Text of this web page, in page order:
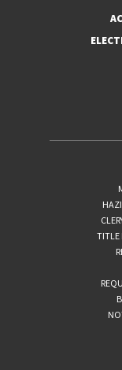
TITLE